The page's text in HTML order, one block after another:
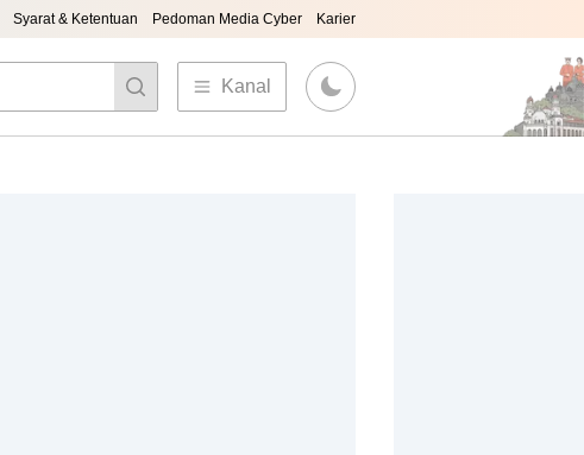
Syarat & Ketentuan Pedoman Media Cyber Karier
Kanal